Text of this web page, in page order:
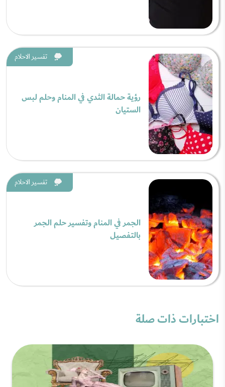
تفسير الاحلام
رؤية حمالة الثدي في المنام وحلم لبس
الستيان
تفسير الاحلام
الجمر في المنام وتفسير حلم الجمر
بالتفصيل
اختبارات ذات صلة